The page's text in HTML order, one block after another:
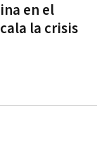
en el
la crisis